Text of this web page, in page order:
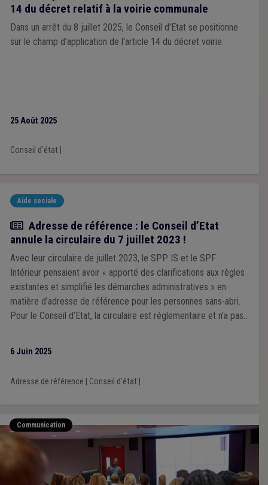
14 du décret relatif à la voirie communale
Dans un arrêt du 8 juillet 2025, le Conseil d'Etat se positionne
sur le champ d'application de l'article 14 du décret voirie.
25 Août 2025
Conseil d'état|
Aide sociale
Actualité
Adresse de référence : le Conseil d’Etat
annule la circulaire du 7 juillet 2023 !
Avec leur circulaire de juillet 2023, le SPP IS et le SPF
Intérieur pensaient avoir « apporté des clarifications aux règles
existantes et simplifié les démarches administratives » en
matière d’adresse de référence pour les personnes sans-abri.
Pour le Conseil d’Etat, la circulaire est réglementaire et n’a pas
6 Juin 2025
Adresse de référence Conseil d'état|
Communication